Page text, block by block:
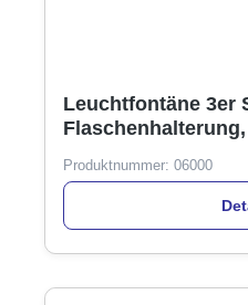
Leuchtfontäne 3er
Produktnummer: 06000